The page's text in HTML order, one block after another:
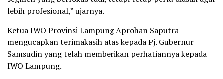
lebih profesional,” ujarnya.
Ketua IWO Provinsi Lampung Aprohan Saputra
mengucapkan terimakasih atas kepada Pj. Gubernur
Samsudin yang telah memberikan perhatiannya kepada
IWO Lampung.